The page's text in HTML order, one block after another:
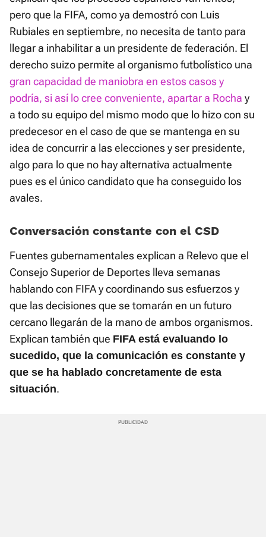
pero que la FIFA, como ya demostró con Luis
Rubiales en septiembre, no necesita de tanto para
llegar a inhabilitar a un presidente de federación. El
derecho suizo permite al organismo futbolístico una
gran capacidad de maniobra en estos casos y
podría, si así lo cree conveniente, apartar a Rocha y
a todo su equipo del mismo modo que lo hizo con su
predecesor en el caso de que se mantenga en su
idea de concurrir a las elecciones y ser presidente,
algo para lo que no hay alternativa actualmente
pues es el único candidato que ha conseguido los
avales.
Conversación constante con el CSD
Fuentes gubernamentales explican a Relevo que el
Consejo Superior de Deportes lleva semanas
hablando con FIFA y coordinando sus esfuerzos y
que las decisiones que se tomarán en un futuro
cercano llegarán de la mano de ambos organismos.
Explican también que FIFA está evaluando lo
sucedido, que la comunicación es constante y
que se ha hablado concretamente de esta
situación.